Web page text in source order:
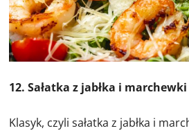
12. Sałatka z jabłka i
Klasyk, czyli sałatka z jabłka i